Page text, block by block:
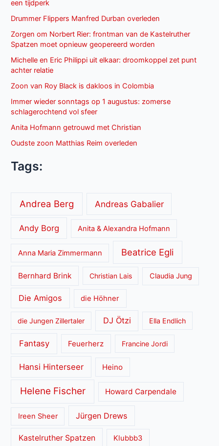
een tijdperk
Drummer Flippers Manfred Durban overleden
Zorgen om Norbert Rier: frontman van de Kastelruther
Spatzen moet opnieuw geopereerd worden
Michelle en Eric Philippi uit elkaar: droomkoppel zet punt
achter relatie
Zoon van Roy Black is dakloos in Colombia
Immer wieder sonntags op 1 augustus: zomerse
schlagerochtend vol sfeer
Anita Hofmann getrouwd met Christian
Oudste zoon Matthias Reim overleden
Tags:
Andrea Berg Andreas Gabalier
Andy Borg Anita & Alexandra Hofmann
Anna Maria Zimmermann Beatrice Egli
Bernhard Brink Christian Lais Claudia Jung
Die Amigos die Höhner
die Jungen Zillertaler DJ Ötzi Ella Endlich
Fantasy Feuerherz Francine Jordi
Hansi Hinterseer Heino
Helene Fischer Howard Carpendale
Ireen Sheer Jürgen Drews
Kastelruther Spatzen Klubbb3